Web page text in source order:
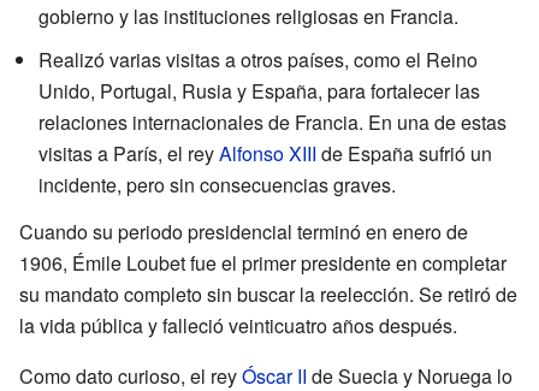
gobierno y las instituciones religiosas en Francia.
Realizó varias visitas a otros países, como el Reino
Unido, Portugal, Rusia y España, para fortalecer las
relaciones internacionales de Francia. En una de estas
visitas a París, el reyAlfonso XIII de España sufrió un
incidente, pero sin consecuencias graves.
Cuando su periodo presidencial terminó en enero de
1906, Émile Loubet fue el primer presidente en completar
su mandato completo sin buscar la reelección. Se retiró de
la vida pública y falleció veinticuatro años después.
Como dato curioso, el reyÓscar II de Suecia y Noruega lo